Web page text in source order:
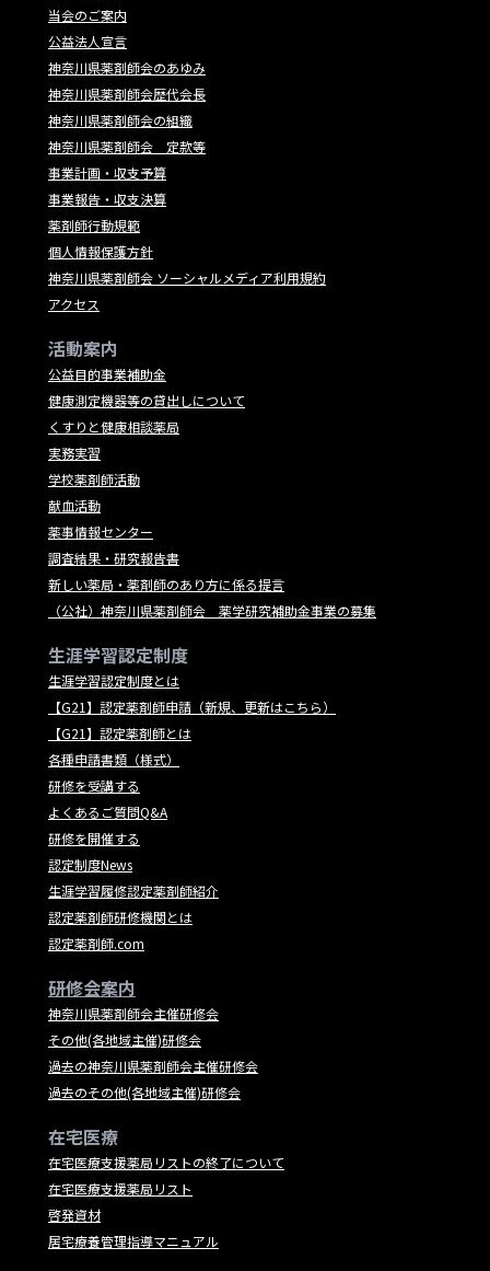
当会のご案内
公益法人宣言
神奈川県薬剤師会のあゆみ
神奈川県薬剤師会歴代会長
神奈川県薬剤師会の組織
神奈川県薬剤師会 定款等
事業計画・収支予算
事業報告・収支決算
薬剤師行動規範
個人情報保護方針
神奈川県薬剤師会 ソーシャルメディア利用規約
アクセス
活動案内
公益目的事業補助金
健康測定機器等の貸出しについて
くすりと健康相談薬局
実務実習
学校薬剤師活動
献血活動
薬事情報センター
調査結果・研究報告書
新しい薬局・薬剤師のあり方に係る提言
（公社）神奈川県薬剤師会 薬学研究補助金事業の募集
生涯学習認定制度
生涯学習認定制度とは
【G21】認定薬剤師申請（新規、更新はこちら）
【G21】認定薬剤師とは
各種申請書類（様式）
研修を受講する
よくあるご質問Q&A
研修を開催する
認定制度News
生涯学習履修認定薬剤師紹介
認定薬剤師研修機関とは
認定薬剤師.com
研修会案内
神奈川県薬剤師会主催研修会
その他(各地域主催)研修会
過去の神奈川県薬剤師会主催研修会
過去のその他(各地域主催)研修会
在宅医療
在宅医療支援薬局リストの終了について
在宅医療支援薬局リスト
啓発資材
居宅療養管理指導マニュアル